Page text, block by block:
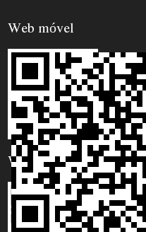
Web móvel
WhatsApp